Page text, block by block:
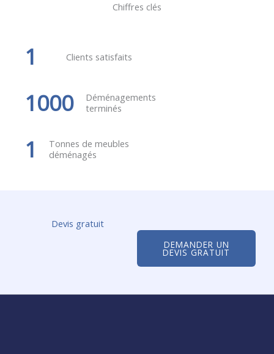
Chiffres clés
1 Clients satisfaits
1000
Déménagements
terminés
1
Tonnes de meubles
déménagés
Devis gratuit
DEMANDER UN
DEVIS GRATUIT